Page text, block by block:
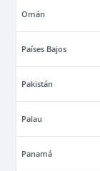
Omán
Países Bajos
Pakistán
Palau
Panamá